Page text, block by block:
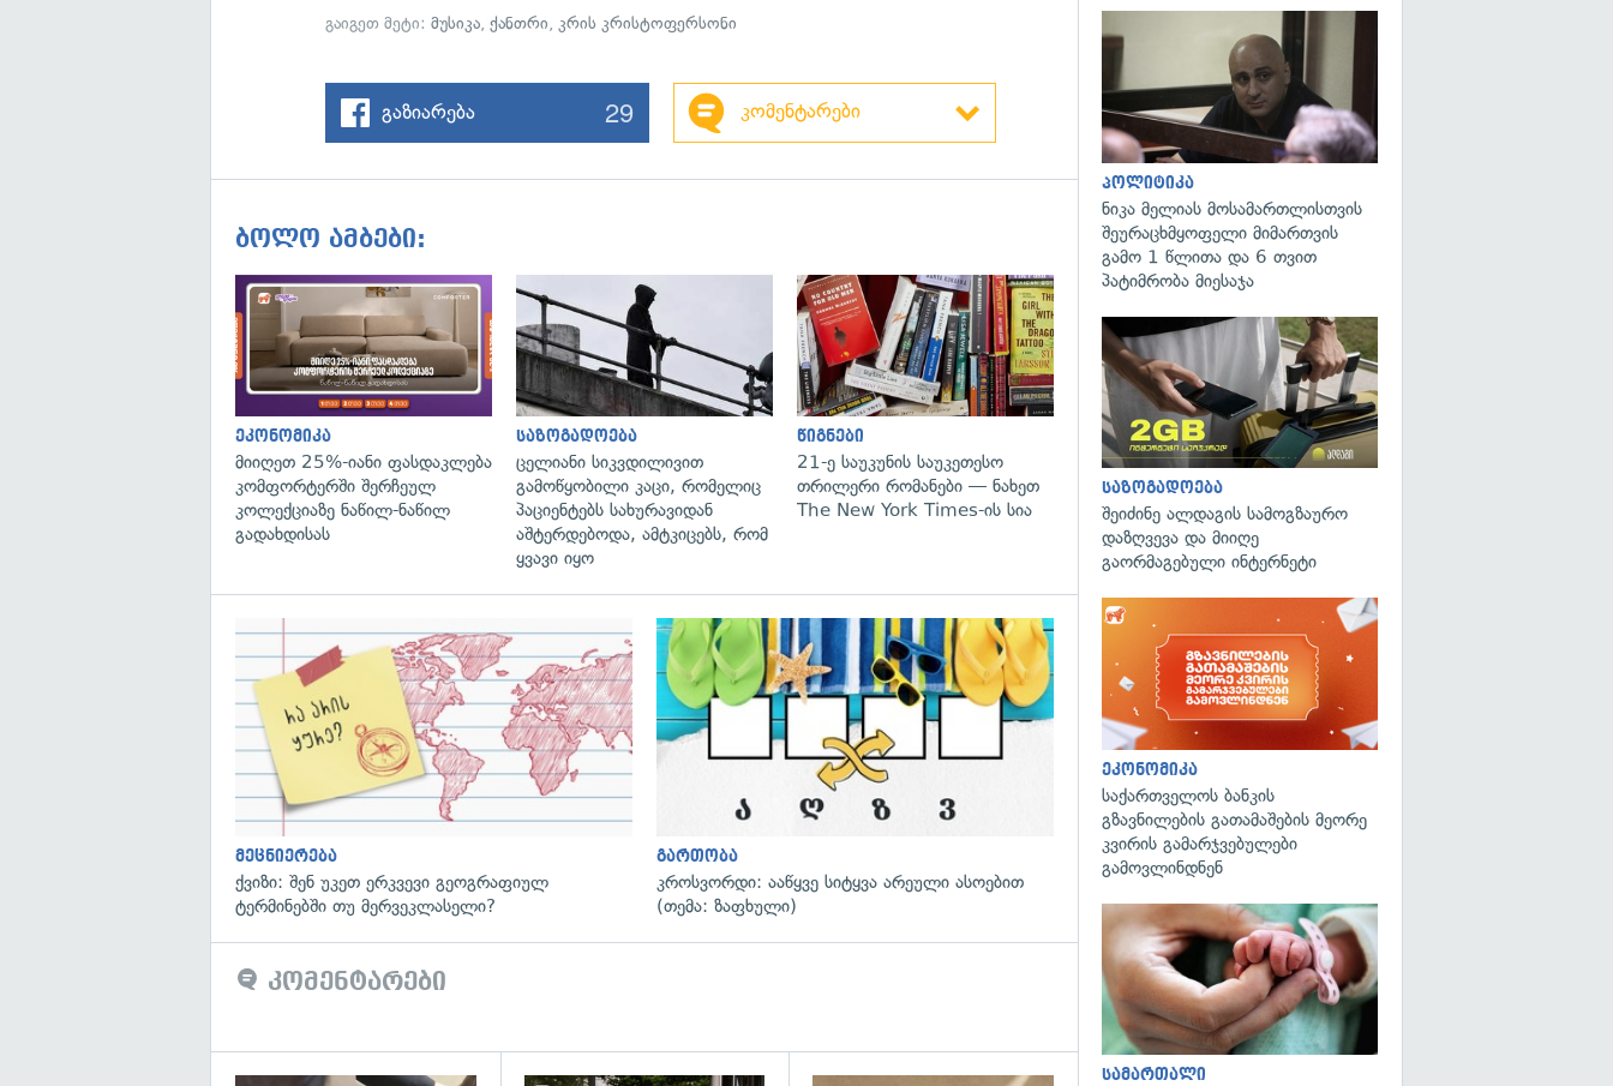
გაიგეთ მეტი:მუსიკა,ქანთრი,კრის კრისტოფერსონი
გაზიარება 29 კომენტარები
ბოლო ამბები:
ეკონომიკა
მიიღეთ 25%-იანი ფასდაკლება
კომფორტერში შერჩეულ
კოლექციაზე ნაწილ-ნაწილ
გადახდისას
გადახედვა
საზოგადოება
ცელიანი სიკვდილივით
გამოწყობილი კაცი, რომელიც
პაციენტებს სახურავიდან
აშტერდებოდა, ამტკიცებს, რომ
ყვავი იყო
წიგნები
21-ე საუკუნის საუკეთესო
თრილერი რომანები — ნახეთ
The New York Times-ის სია
მეცნიერება
ქვიზი: შენ უკეთ ერკვევი გეოგრაფიულ
ტერმინებში თუ მერვეკლასელი?
გადახედვა
გართობა
კროსვორდი: ააწყვე სიტყვა არეული ასოებით
(თემა: ზაფხული)
კომენტარები
პოლიტიკა
ნიკა მელიას მოსამართლისთვის
შეურაცხმყოფელი მიმართვის
გამო 1 წლითა და 6 თვით
პატიმრობა მიესაჯა
საზოგადოება
შეიძინე ალდაგის სამოგზაურო
დაზღვევა და მიიღე
გაორმაგებული ინტერნეტი
ეკონომიკა
საქართველოს ბანკის
გზავნილების გათამაშების მეორე
კვირის გამარჯვებულები
გამოვლინდნენ
სამართალი